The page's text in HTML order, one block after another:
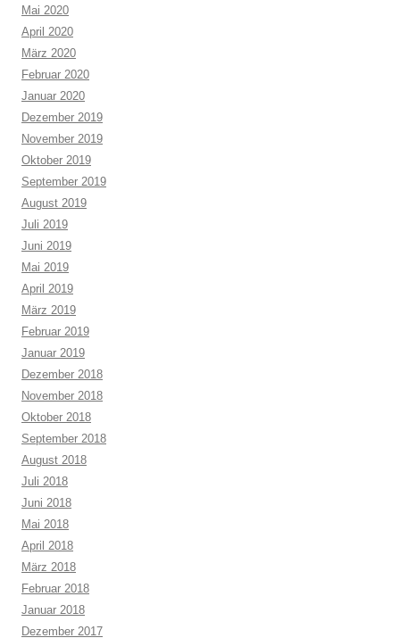
Mai 2020
April 2020
März 2020
Februar 2020
Januar 2020
Dezember 2019
November 2019
Oktober 2019
September 2019
August 2019
Juli 2019
Juni 2019
Mai 2019
April 2019
März 2019
Februar 2019
Januar 2019
Dezember 2018
November 2018
Oktober 2018
September 2018
August 2018
Juli 2018
Juni 2018
Mai 2018
April 2018
März 2018
Februar 2018
Januar 2018
Dezember 2017